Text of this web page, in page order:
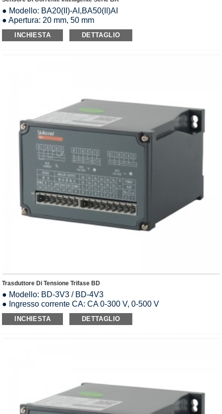
● Modello: BA20(II)-AI,BA50(II)AI
● Apertura: 20 mm, 50 mm
● Ingresso: AC0-600A
● Uscita analogica: CC 0-5 V/1-5 V/0-20 mA/4-20 mA
INCHIESTA DETTAGLIO
Trasduttore Di Tensione Trifase BD
● Modello: BD-3V3 / BD-4V3
● Ingresso corrente CA: CA 0-300 V, 0-500 V
● Sovraccarico: 1,2 volte il valore nominale
● Uscita analogica: DC0-5V/0-10V/0-20mA/4-20mA
INCHIESTA DETTAGLIO